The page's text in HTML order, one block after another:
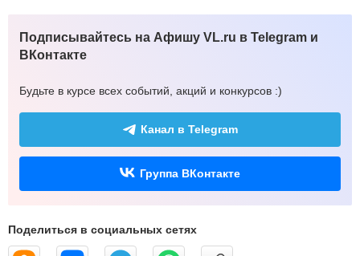
Подписывайтесь на Афишу VL.ru в Telegram и
ВКонтакте
Будьте в курсе всех событий, акций и конкурсов :)
Канал в Telegram
Группа ВКонтакте
Поделиться в социальных сетях